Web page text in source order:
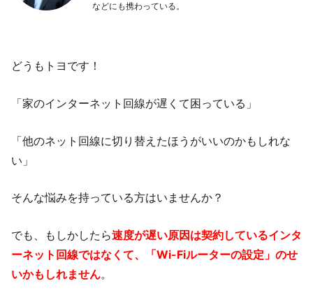
などにも携わっている。
どうもトヨです！
「家のインターネット回線が遅くて困っている」
「他のネット回線に切り替えたほうがいいのかもしれな
い」
そんな悩みを持っている方はいませんか？
でも、もしかしたら速度が遅い原因は契約しているインタ
ーネット回線ではなくて、「Wi-Fiルーターの設定」のせ
いかもしれません。